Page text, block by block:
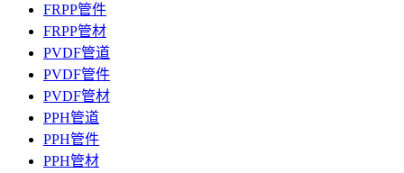
FRPP管件
FRPP管材
PVDF管道
PVDF管件
PVDF管材
PPH管道
PPH管件
PPH管材